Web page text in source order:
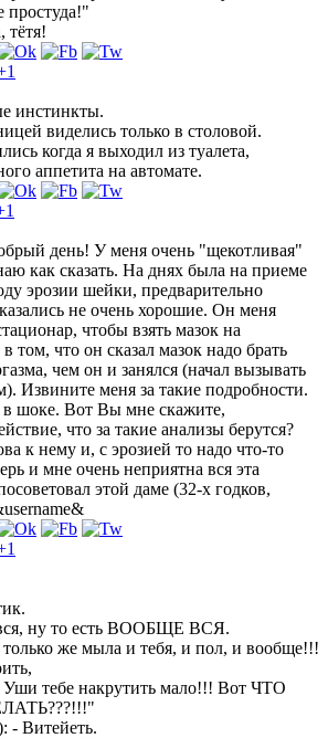
простуда!"
тётя!
инстинкты.
виделись только в столовой.
когда я выходил из туалета,
аппетита на автомате.
день! У меня очень "щекотливая"
как сказать. На днях была на приеме
эрозии шейки, предварительно
не очень хорошие. Он меня
чтобы взять мазок на
том, что он сказал мазок надо брать
чем он и занялся (начал вызывать
Извините меня за такие подробности.
в шоке. Вот Вы мне скажите,
что за такие анализы берутся?
к нему и, с эрозией то надо что-то
и мне очень неприятна вся эта
этой даме (32-х годков,
ну то есть ВООБЩЕ ВСЯ.
же мыла и тебя, и пол, и вообще!!!
Уши тебе накрутить мало!!! Вот ЧТО
- Витейеть.